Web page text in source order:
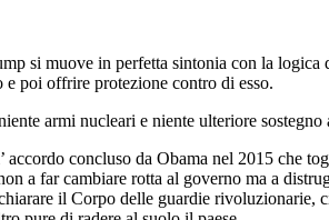
si muove in perfetta sintonia con la logica
e poi offrire protezione contro di esso.
armi nucleari e niente ulteriore sostegno
accordo concluso da Obama nel 2015 che
a far cambiare rotta al governo ma a
il Corpo delle guardie rivoluzionarie,